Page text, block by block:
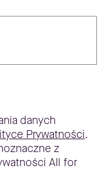
danych
Prywatności.
z
All for